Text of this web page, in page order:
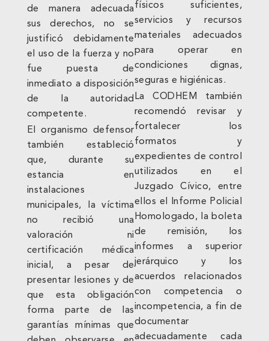
de manera adecuada
sus derechos, no se
justificó debidamente
el uso de la fuerza y no
fue puesta de
inmediato a disposición
de la autoridad
competente.
El organismo defensor
también estableció
que, durante su
estancia en
instalaciones
municipales, la víctima
no recibió una
valoración ni
certificación médica
inicial, a pesar de
presentar lesiones y de
que esta obligación
forma parte de las
garantías mínimas que
físicos suficientes,
servicios y recursos
materiales adecuados
para operar en
condiciones dignas,
seguras e higiénicas.
La CODHEM también
recomendó revisar y
fortalecer los
formatos y
expedientes de control
utilizados en el
Juzgado Cívico, entre
ellos el Informe Policial
Homologado, la boleta
de remisión, los
informes a superior
jerárquico y los
acuerdos relacionados
con competencia o
incompetencia, a fin de
documentar
adecuadamente cada